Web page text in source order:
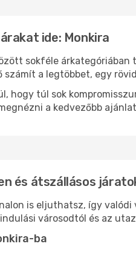
ide: Monkira
sokféle árkategóriában
számít a legtöbbet, egy
hogy túl sok
a kedvezőbb
és átszállásos
is eljuthatsz, így
városodtól és az
ba